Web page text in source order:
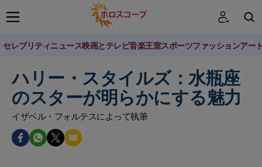
セレブリティニュース映画とテレビ音楽王室スポーツファッションアー
検索
ハリー・スタイルズ：水瓶座
のスターが明らかにする魅力
イザベル・フォルテスによって執筆